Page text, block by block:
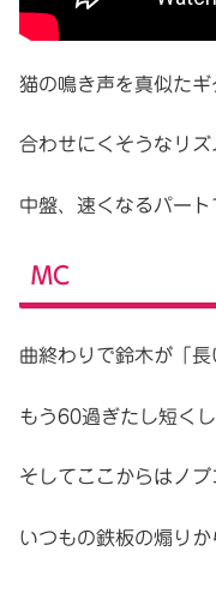
猫の鳴き声を真似たギ
合わせにくそうなリズ
中盤、速くなるパート
MC
曲終わりで鈴木が「
もう60過ぎたし短く
そしてここからはノブ
いつもの鉄板の煽りか